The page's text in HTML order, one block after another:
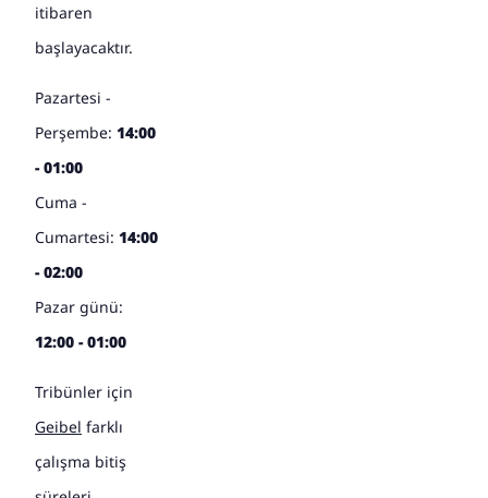
itibaren
başlayacaktır.
Pazartesi -
Perşembe: 14:00
- 01:00
Cuma -
Cumartesi: 14:00
- 02:00
Pazar günü:
12:00 - 01:00
Tribünler için
Geibel farklı
çalışma bitiş